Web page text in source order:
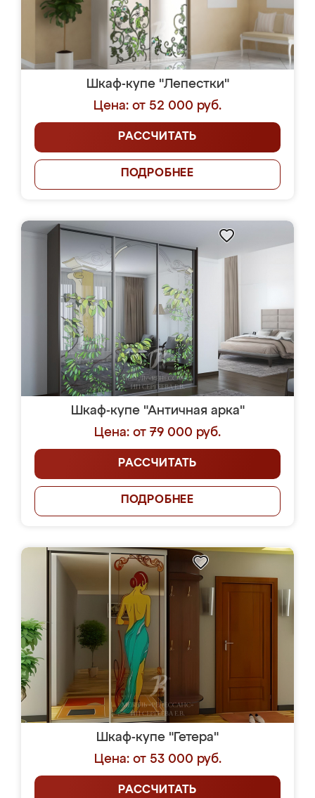
Шкаф-купе "Лепестки"
Цена: от 52 000 руб.
РАССЧИТАТЬ
ПОДРОБНЕЕ
Шкаф-купе "Античная арка"
Цена: от 79 000 руб.
РАССЧИТАТЬ
ПОДРОБНЕЕ
Шкаф-купе "Гетера"
Цена: от 53 000 руб.
РАССЧИТАТЬ